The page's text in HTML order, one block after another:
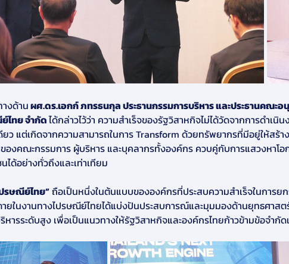
ทางด้าน
ผศ.ดร.เอกก์ ภทรธนกุล ประธานกรรมการบริหาร และประธานคณ
ไทย จำกัด ได้กล่าวไว้ว่า ความสำเร็จของรัฐวิสาหกิจไม่ได้วัดจากการดำ
ยว แต่เกิดจากความสามารถในการ Transform ด้วยทรัพยากรที่มีอยู่ให้สร้
องคณะกรรมการ ผู้บริหาร และบุคลากรทั้งองค์กร ควบคู่กับการแสวงหาโ
นได้อย่างทั่วถึงและเท่าเทียม
“ไปรษณีย์ไทย”
ถือเป็นหนึ่งในต้นแบบขององค์กรที่ประสบความสำเร็จในการ
ยในงานทางไปรษณีย์ไทยได้แบ่งปันประสบการณ์และมุมมองด้านยุทธศา
หารระดับสูง เพื่อเป็นแนวทางให้รัฐวิสาหกิจและองค์กรไทยก้าวข้ามข้อจำกัด